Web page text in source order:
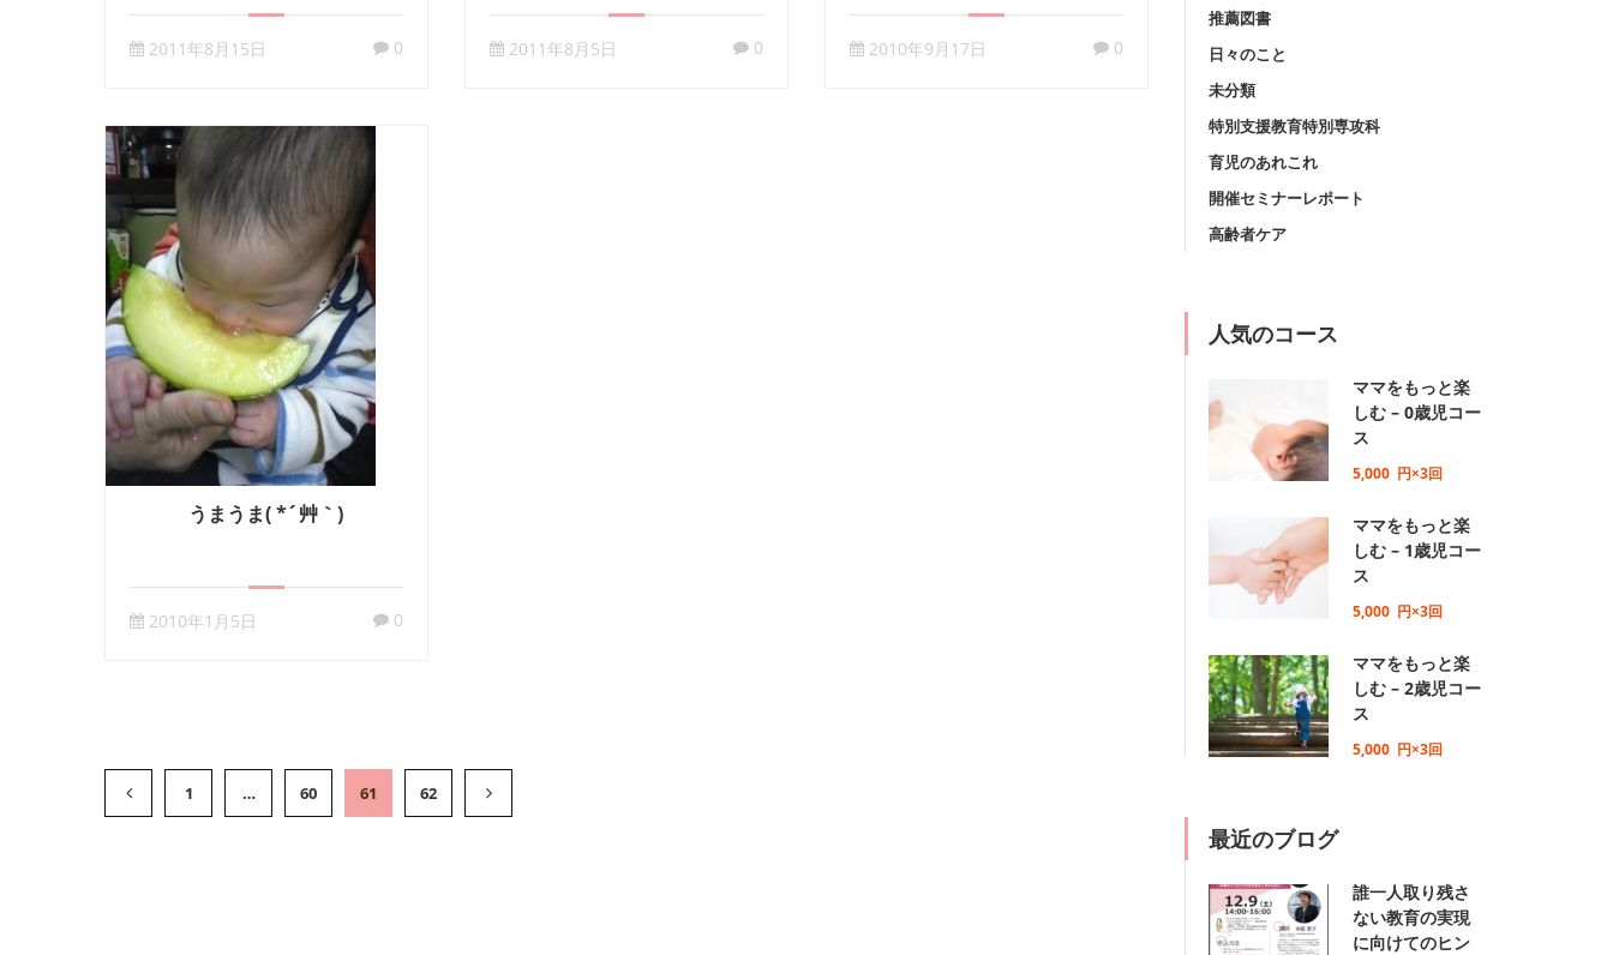
2011年8月15日 0 2011年8月5日 0 2010年9月17日 0
うまうま( *´艸｀)
2010年1月5日 0
1 … 60 61 62
推薦図書
日々のこと
未分類
特別支援教育特別専攻科
育児のあれこれ
開催セミナーレポート
高齢者ケア
人気のコース
ママをもっと楽
しむ – 0歳児コー
ス
5,000 円×3回
ママをもっと楽
しむ – 1歳児コー
ス
5,000 円×3回
ママをもっと楽
しむ – 2歳児コー
ス
5,000 円×3回
最近のブログ
誰一人取り残さ
ない教育の実現
に向けてのヒン